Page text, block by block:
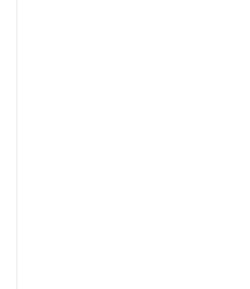
Instagram
en Twitter
Brasil en Facebook